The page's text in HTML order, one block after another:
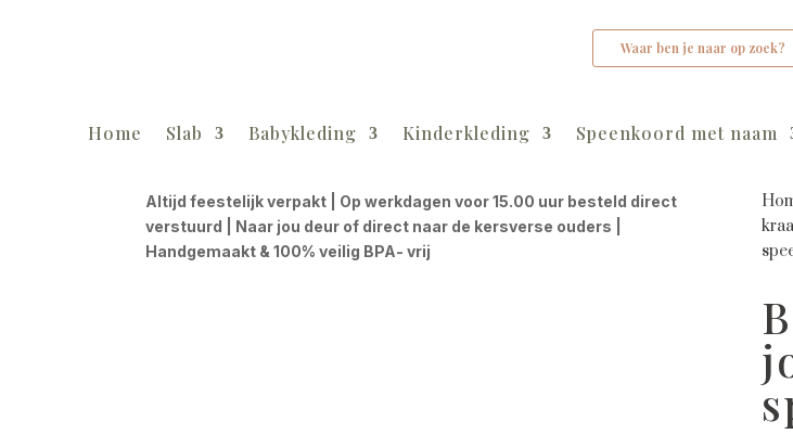
Home Slab Babykleding Kinderkleding Speenkoord met naam
Altijd feestelijk verpakt | Op werkdagen voor 15.00 uur besteld direct
verstuurd | Naar jou deur of direct naar de kersverse ouders |
Handgemaakt & 100% veilig BPA- vrij